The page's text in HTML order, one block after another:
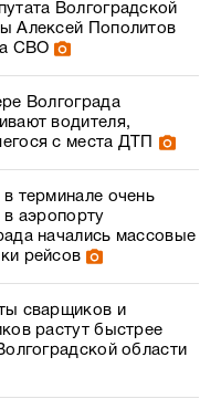
Волгоградской
Алексей Пополитов
СВО
Волгограда
водителя,
с места ДТП
терминале очень
в аэропорту
начались массовые
рейсов
сварщиков и
растут быстрее
области